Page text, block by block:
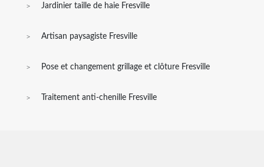
Jardinier taille de haie Fresville
Artisan paysagiste Fresville
Pose et changement grillage et clôture Fresville
Traitement anti-chenille Fresville